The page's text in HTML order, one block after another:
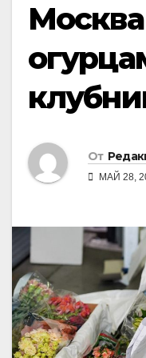
От
МАЙ 28,